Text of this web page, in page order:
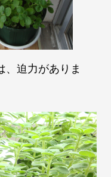
、迫力がありま